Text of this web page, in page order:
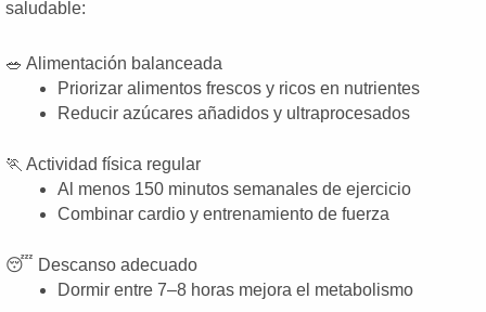
saludable:
🥗 Alimentación balanceada
Priorizar alimentos frescos y ricos en nutrientes
Reducir azúcares añadidos y ultraprocesados
🏃 Actividad física regular
Al menos 150 minutos semanales de ejercicio
Combinar cardio y entrenamiento de fuerza
😴 Descanso adecuado
Dormir entre 7–8 horas mejora el metabolismo